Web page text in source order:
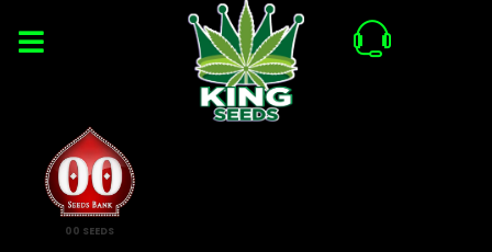
00 SEEDS